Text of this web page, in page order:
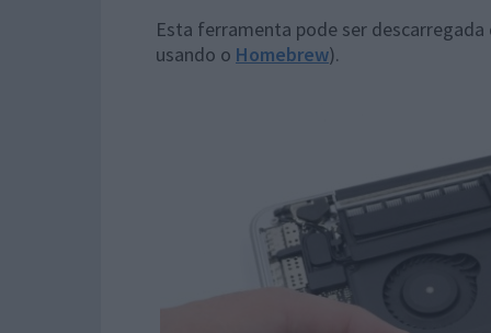
Esta ferramenta pode ser
usando o Homebrew).